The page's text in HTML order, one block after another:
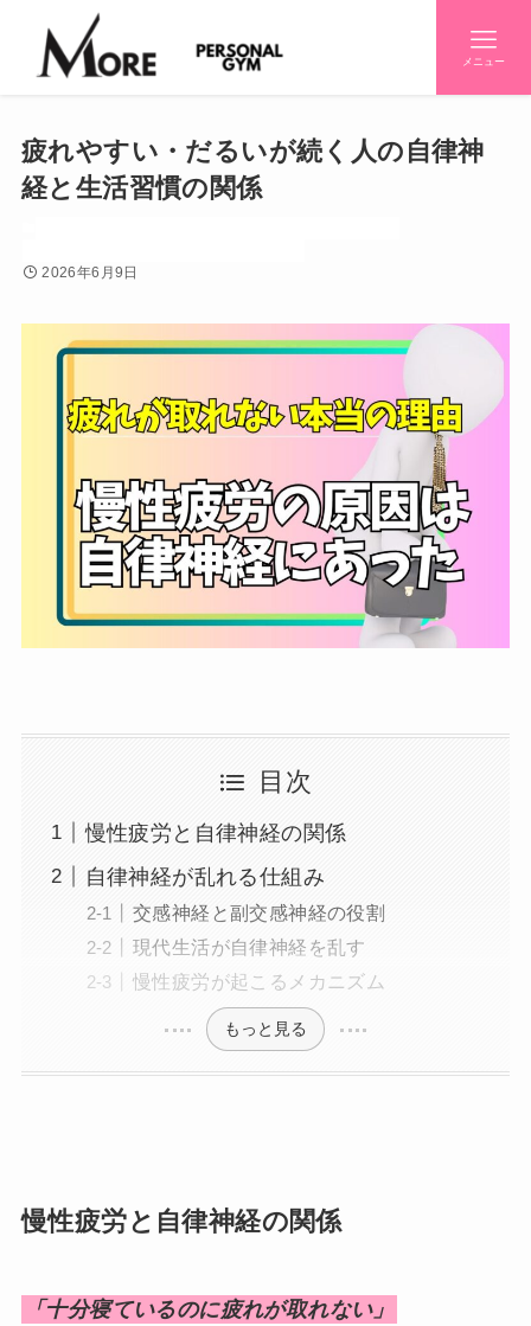
メニュー
疲れやすい・だるいが続く人の自律神
経と生活習慣の関係
2026年6月9日
目次
慢性疲労と自律神経の関係
自律神経が乱れる仕組み
交感神経と副交感神経の役割
現代生活が自律神経を乱す
慢性疲労が起こるメカニズム
もっと見る
慢性疲労と自律神経の関係
「十分寝ているのに疲れが取れない」